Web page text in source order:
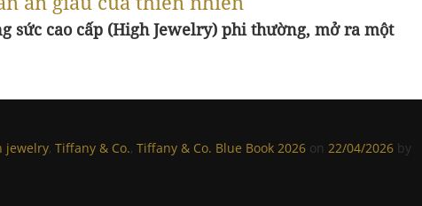
sức cao cấp (High Jewelry) phi thường, mở ra một
jewelry, Tiffany & Co., Tiffany & Co. Blue Book 2026 on 22/04/2026 by